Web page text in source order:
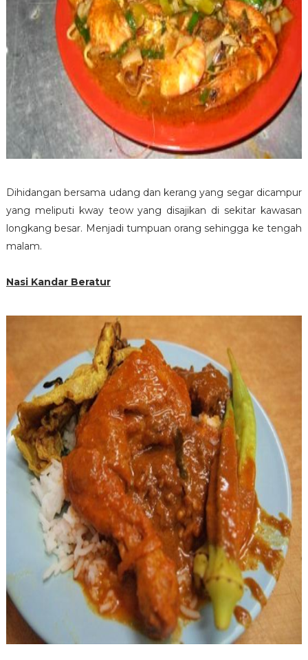
Dihidangan bersama udang dan kerang yang segar dicampur
yang meliputi kway teow yang disajikan di sekitar kawasan
longkang besar. Menjadi tumpuan orang sehingga ke tengah
malam.
Nasi Kandar Beratur